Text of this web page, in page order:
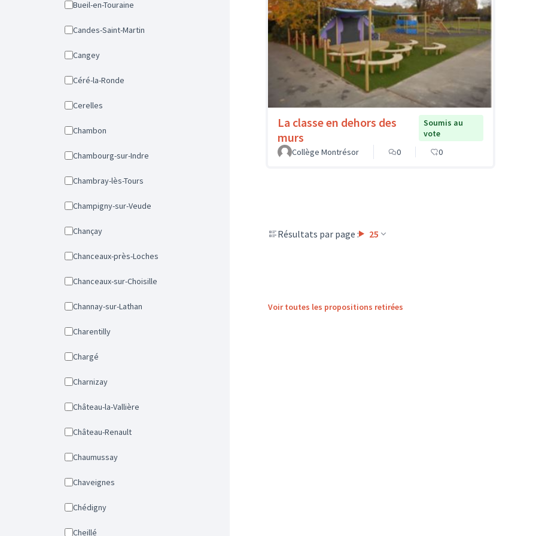
Bueil-en-Touraine
Candes-Saint-Martin
Cangey
Céré-la-Ronde
Cerelles
Chambon
Chambourg-sur-Indre
Chambray-lès-Tours
Champigny-sur-Veude
Chançay
Chanceaux-près-Loches
Chanceaux-sur-Choisille
Channay-sur-Lathan
Charentilly
Chargé
Charnizay
Château-la-Vallière
Château-Renault
Chaumussay
Chaveignes
Chédigny
Cheillé
La classe en dehors des
murs
Soumis au
vote
Collège Montrésor
0 0
Résultats par page : 25
Voir toutes les propositions retirées